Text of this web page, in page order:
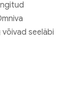
seeläbi